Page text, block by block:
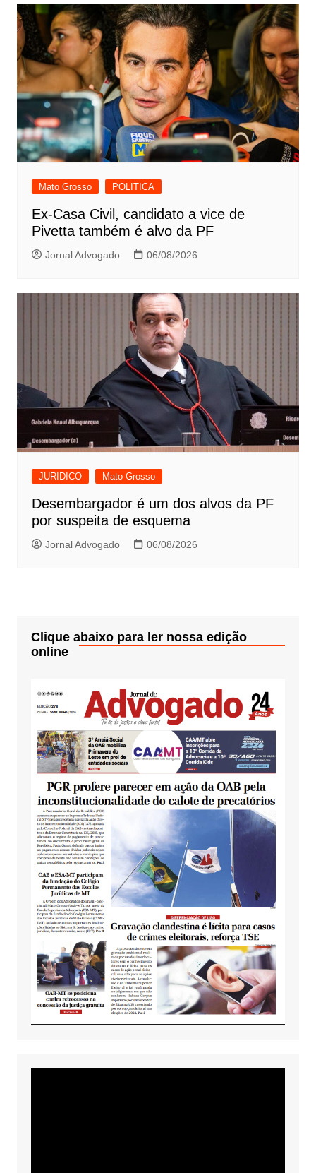
Mato Grosso POLITICA
Ex-Casa Civil, candidato a vice de
Pivetta também é alvo da PF
Jornal Advogado 06/08/2026
JURIDICO Mato Grosso
Desembargador é um dos alvos da PF
por suspeita de esquema
Jornal Advogado 06/08/2026
Clique abaixo para ler nossa edição
online